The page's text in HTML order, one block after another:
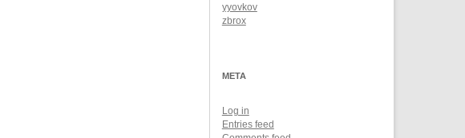
yyovkov
zbrox
META
Log in
Entries feed